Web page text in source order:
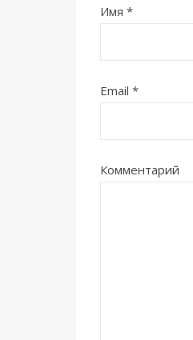
Имя *
Email *
Комментарий